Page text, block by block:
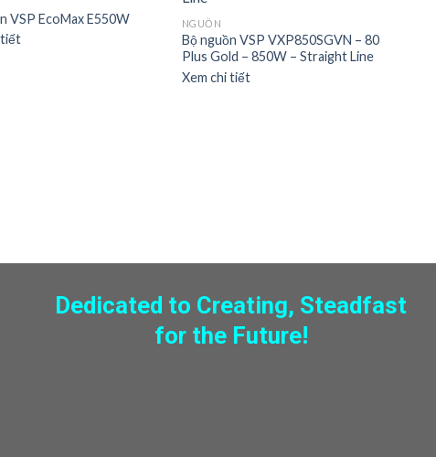
VSP EcoMax E550W
tiết
NGUỒN
Bộ nguồn VSP VXP850SGVN – 80
Plus Gold – 850W – Straight Line
Xem chi tiết
Dedicated to Creating, Steadfast
for the Future!